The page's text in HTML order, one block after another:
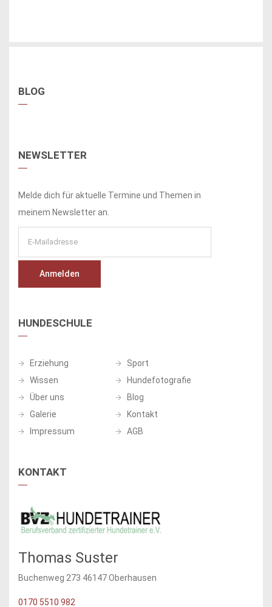
BLOG
NEWSLETTER
Melde dich für aktuelle Termine und Themen in
meinem Newsletter an.
HUNDESCHULE
Erziehung
Sport
Wissen
Hundefotografie
Über uns
Blog
Galerie
Kontakt
Impressum
AGB
KONTAKT
Thomas Suster
Buchenweg 273 46147 Oberhausen
0170 5510 982